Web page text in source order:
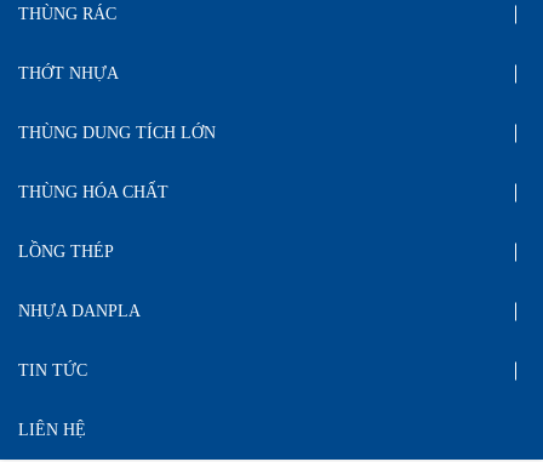
THÙNG RÁC
THỚT NHỰA
THÙNG DUNG TÍCH LỚN
THÙNG HÓA CHẤT
LỒNG THÉP
NHỰA DANPLA
TIN TỨC
LIÊN HỆ